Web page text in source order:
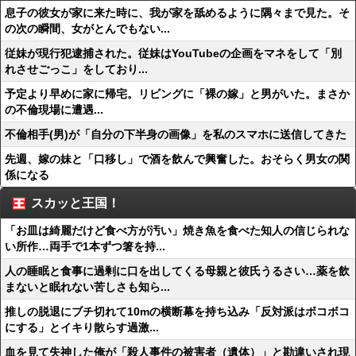
息子の彼女が家に来た時に、我が家を舐めるように隅々まで見た。そ
の次の瞬間、女がとんでもない...
従妹が現行犯逮捕された。従妹はYouTubeの企画をマネをして「別
れさせごっこ」をしており...
予定より早めに家に帰宅。リビングに「裸の嫁」と男がいた。まさか
の不倫現場に遭遇...
不倫相手(男)が「自分の下半身の画像」を私のスマホに送信してきた
先週、嫁の妹と「口移し」で酒を飲んで興奮した。おそらく男女の関
係になる
スカッと王国！
「お皿は綺麗だけど食べ方が汚い」焼き魚を食べた知人の信じられな
い所作…両手で1本ずつ箸を持...
人の睡眠と食事に過剰に口を出してくる母親と彼氏うるさい…薬を飲
まないと眠れない苦しさも知ら...
推しの脱退にブチ切れて10mの横断幕を持ち込み「反対派はボコボコ
にする」とイキり散らす過激...
血を見て失神した俺が「殺人事件の被害者（遺体）」と勘違いされ現